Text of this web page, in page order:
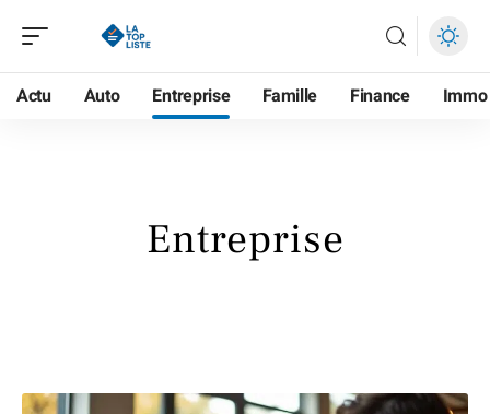
Actu Auto Entreprise Famille Finance Immo
Entreprise